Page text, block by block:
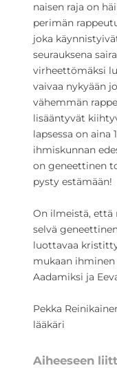
naisen raja on
perimän
joka
seurauksena
virheettömäksi
vaivaa nykyään
vähemmän
lisääntyvät
lapsessa on
ihmiskunnan
on geneettinen
pysty estämään!
On ilmeistä, että
selvä
luottavaa
mukaan
Aadamiksi ja
Pekka
lääkäri
Aiheeseen